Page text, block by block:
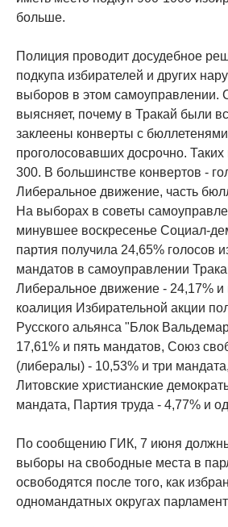
больше.
Полиция проводит досудебное
подкупа избирателей и других
выборов в этом самоуправлении.
выясняет, почему в Тракай были
заклеены конверты с
проголосовавших досрочно.
300. В большинстве конвертов -
Либеральное движение, часть
На выборах в советы
минувшее воскресенье Социал-
партия получила 24,65% голосов
мандатов в самоуправлении
Либеральное движение - 24,17% и
коалиция Избирательной акции
Русского альянса "Блок
17,61% и пять мандатов, Союз
(либералы) - 10,53% и три
Литовские христианские
мандата, Партия труда - 4,77% и
По сообщению ГИК, 7 июня должны
выборы на свободные места в
освободятся после того, как
одномандатных округах